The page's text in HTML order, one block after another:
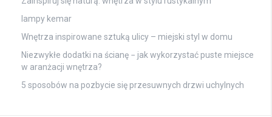
lampy kemar
Wnętrza inspirowane sztuką ulicy – miejski styl w domu
Niezwykłe dodatki na ścianę − jak wykorzystać puste miejsce
w aranżacji wnętrza?
5 sposobów na pozbycie się przesuwnych drzwi uchylnych